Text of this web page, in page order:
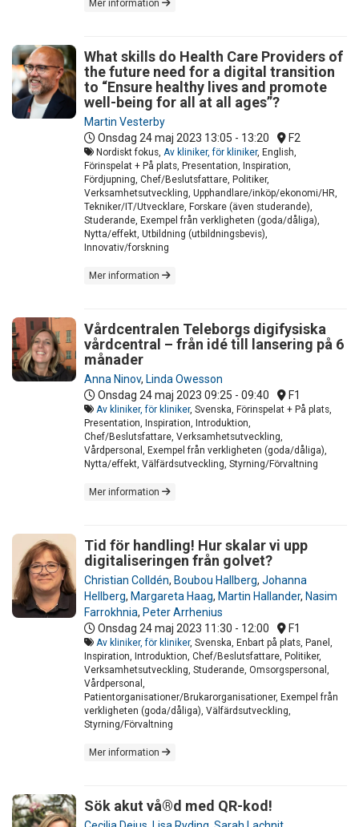
Mer information
What skills do Health Care Providers of
the future need for a digital transition
to “Ensure healthy lives and promote
well-being for all at all ages”?
Martin Vesterby
Onsdag 24 maj 2023 13:05 - 13:20 F2
Nordiskt fokus, Av kliniker, för kliniker, English,
Förinspelat + På plats, Presentation, Inspiration,
Fördjupning, Chef/Beslutsfattare, Politiker,
Verksamhetsutveckling, Upphandlare/inköp/ekonomi/HR,
Tekniker/IT/Utvecklare, Forskare (även studerande),
Studerande, Exempel från verkligheten (goda/dåliga),
Nytta/effekt, Utbildning (utbildningsbevis),
Innovativ/forskning
Mer information
Vårdcentralen Teleborgs digifysiska
vårdcentral – från idé till lansering på 6
månader
Anna Ninov, Linda Owesson
Onsdag 24 maj 2023 09:25 - 09:40 F1
Av kliniker, för kliniker, Svenska, Förinspelat + På plats,
Presentation, Inspiration, Introduktion,
Chef/Beslutsfattare, Verksamhetsutveckling,
Vårdpersonal, Exempel från verkligheten (goda/dåliga),
Nytta/effekt, Välfärdsutveckling, Styrning/Förvaltning
Mer information
Tid för handling! Hur skalar vi upp
digitaliseringen från golvet?
Christian Colldén, Boubou Hallberg, Johanna
Hellberg, Margareta Haag, Martin Hallander, Nasim
Farrokhnia, Peter Arrhenius
Onsdag 24 maj 2023 11:30 - 12:00 F1
Av kliniker, för kliniker, Svenska, Enbart på plats, Panel,
Inspiration, Introduktion, Chef/Beslutsfattare, Politiker,
Verksamhetsutveckling, Studerande, Omsorgspersonal,
Vårdpersonal,
Patientorganisationer/Brukarorganisationer, Exempel från
verkligheten (goda/dåliga), Välfärdsutveckling,
Styrning/Förvaltning
Mer information
Sök akut vå®d med QR-kod!